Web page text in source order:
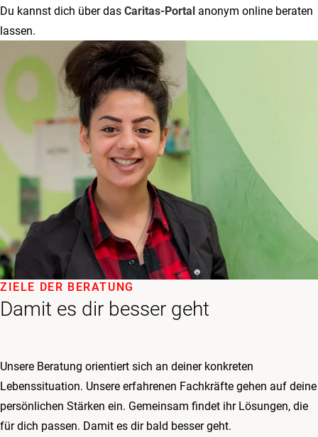
Du kannst dich über das Caritas-Portal anonym online beraten
lassen.
Damit es dir besser geht
ZIELE DER BERATUNG
Unsere Beratung orientiert sich an deiner konkreten
Lebenssituation. Unsere erfahrenen Fachkräfte gehen auf deine
persönlichen Stärken ein. Gemeinsam findet ihr Lösungen, die
für dich passen. Damit es dir bald besser geht.